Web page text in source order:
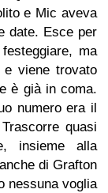
e Mic aveva
date. Esce per
ma
viene trovato
è già in coma.
numero era il
quasi
insieme alla
di Grafton
nessuna voglia